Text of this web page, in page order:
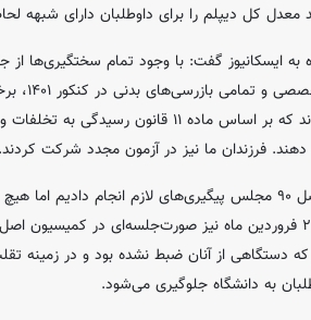
کل دیپلم را برای داوطلبان دارای شبهه
به ایسکانیوز گفت: با وجود تمام سختگیری‌ها
اینترنت، افزایش
نامه‌ای از سازمان سنجش دریافت کردند که بر اساس ماده ۱۱ قانون
فرزندان ما نیز در آزمون مجدد شرکت کردند.
وی ادامه داد: ما از طریق کمیسیون اصل ۹۰ مجلس پیگیری‌های لازم انجام
دستگاهی از آنان ضبط نشده بود و در زمینه
به دانشگاه جلوگیری می‌شود.